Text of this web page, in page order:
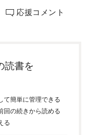
応援コメント
読書を
て簡単に管理できる
回の続きから読める
る